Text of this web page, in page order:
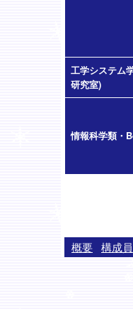
工学システム
研究室)
情報科学類・
概要 構成員